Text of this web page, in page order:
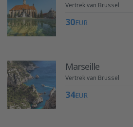
Vertrek van Brussel
30EUR
Marseille
Vertrek van Brussel
34EUR